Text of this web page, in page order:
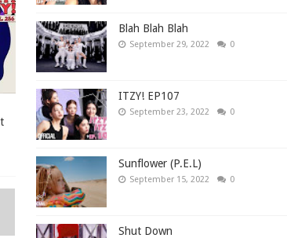
Blah Blah Blah
September 29, 2022 0
ITZY! EP107
September 23, 2022 0
Sunflower (P.E.L)
September 15, 2022 0
Shut Down